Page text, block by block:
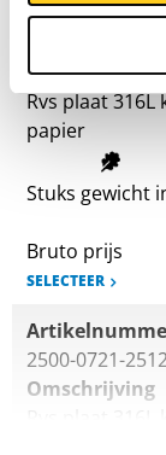
Omschrijving
Rvs plaat 316L
papier
Stuks gewicht
Bruto prijs
SELECTEER
2500-0721-
Omschrijving